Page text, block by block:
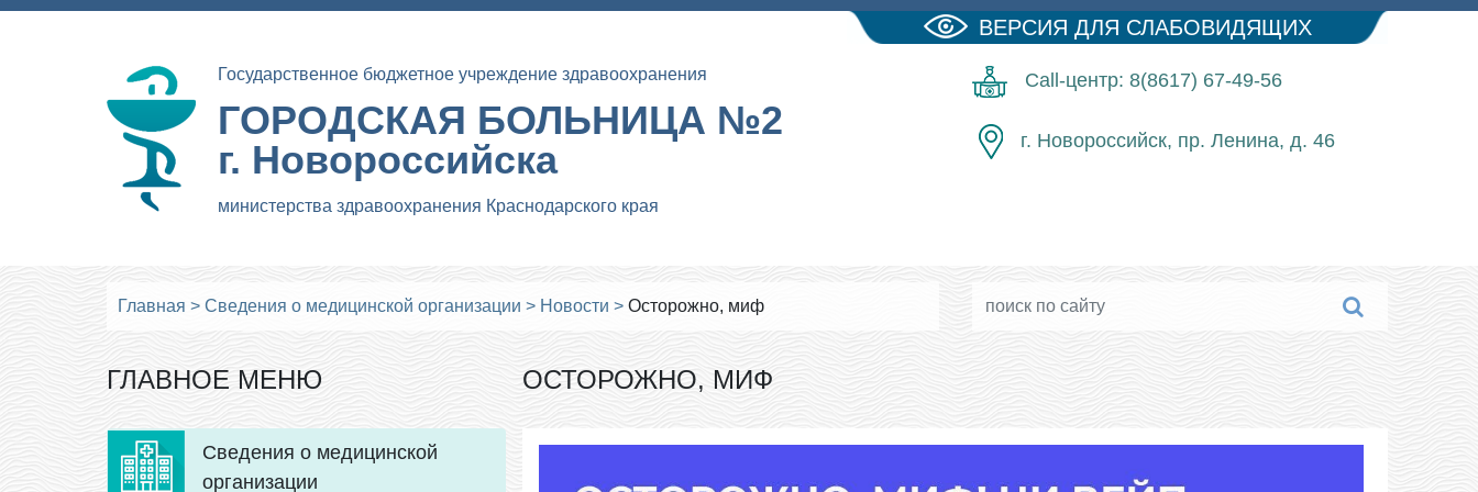
ВЕРСИЯ ДЛЯ СЛАБОВИДЯЩИХ
Государственное бюджетное учреждение здравоохранения
ГОРОДСКАЯ БОЛЬНИЦА №2
г. Новороссийска
министерства здравоохранения Краснодарского края
Call-центр: 8(8617) 67-49-56
г. Новороссийск, пр. Ленина, д. 46
Главная > Сведения о медицинской организации > Новости > Осторожно, миф
ГЛАВНОЕ МЕНЮ
Сведения о медицинской
организации
ОСТОРОЖНО, МИФ